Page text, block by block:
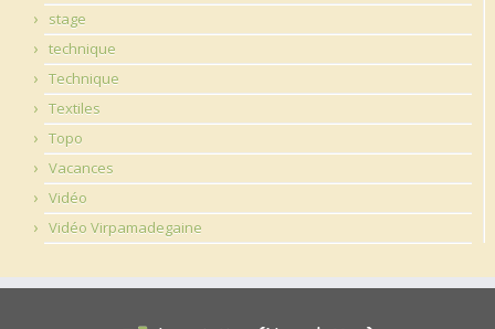
stage
technique
Technique
Textiles
Topo
Vacances
Vidéo
Vidéo Virpamadegaine